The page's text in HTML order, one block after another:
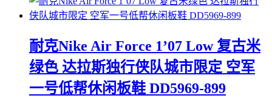
耐克Nike Air Force 1’07 Low 复古米
绿色 达拉斯独行侠队城市限定 空军
一号低帮休闲板鞋 DD5969-899